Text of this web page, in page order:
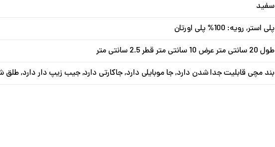
سفید
پلی استر, رویه: 100% پلی اورتان
طول 20 سانتی متر عرض 10 سانتی متر قطر 2.5 سانتی متر
بند مچی قابلیت جدا شدن دارد, جا موبایلی دارد, جاکارتی دارد, جیب زیپ دار دارد,